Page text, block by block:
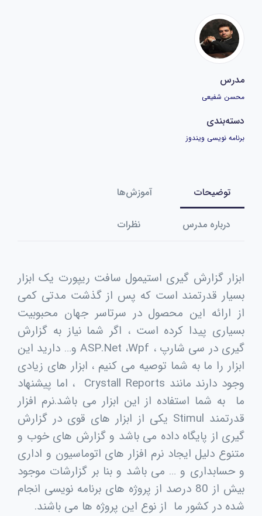
مدرس
محسن شفیعی
دسته‌بندی
برنامه نویسی ویندوز
توضیحات آموزش‌ها
درباره مدرس نظرات
ابزار گزارش گیری استیمول سافت ریپورت یک ابزار
بسیار قدرتمند است که پس از گذشت مدتی کمی
از ارائه این محصول در سرتاسر جهان محبوبیت
بسیاری پیدا کرده است ، اگر شما نیاز به گزارش
گیری در سی شارپ ، ASP.Net ،Wpf و… دارید این
ابزار را ما به شما توصیه می کنیم ، ابزار های زیادی
وجود دارند مانند Crystall Reports ، اما پیشنهاد
ما به شما استفاده از این ابزار می باشد.نرم افزار
قدرتمند Stimul یکی از ابزار های قوی در گزارش
گیری از پایگاه داده می باشد و گزارش های خوب و
متنوع دلیل ایجاد نرم افزار های اتوماسیون و اداری
و حسابداری و … می باشد و بنا بر گزارشات موجود
بیش از 80 درصد از پروژه های برنامه نویسی انجام
شده در کشور ما از نوع این پروژه ها می باشند.